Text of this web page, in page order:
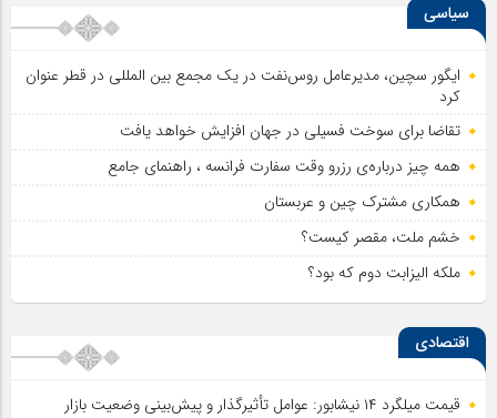
سیاسی
ایگور سچین، مدیرعامل روس‌نفت در یک مجمع بین المللی در قطر عنوان
کرد
تقاضا برای سوخت فسیلی در جهان افزایش خواهد یافت
همه چیز درباره‌ی رزرو وقت سفارت فرانسه ، راهنمای جامع
همکاری مشترک چین و عربستان
خشم ملت، مقصر کیست؟
ملکه الیزابت دوم که بود؟
اقتصادی
قیمت میلگرد ۱۴ نیشابور: عوامل تأثیرگذار و پیش‌بینی وضعیت بازار